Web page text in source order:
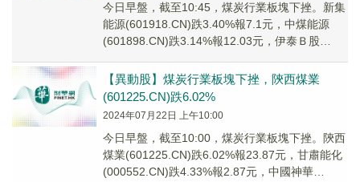
今日早盤，截至10:45，煤炭行業板塊下挫。新集
能源(601918.CN)跌3.40%報7.1元，中煤能源
(601898.CN)跌3.14%報12.03元，伊泰Ｂ股
【異動股】煤炭行業板塊下挫，陝西煤業
(601225.CN)跌6.02%
2024年07月22日 上午10:00
今日早盤，截至10:00，煤炭行業板塊下挫。陝西
煤業(601225.CN)跌6.02%報23.87元，甘肅能化
(000552.CN)跌4.33%報2.87元，中國神華